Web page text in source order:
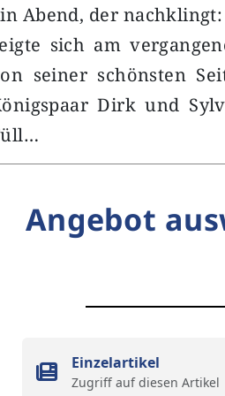
Abend, der
sich am
seiner schönsten
Dirk und
Angebot
Einzelartikel
Zugriff auf diesen Artikel